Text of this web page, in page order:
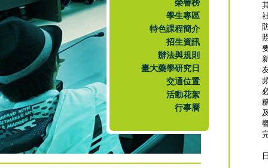
榮譽榜
學生專區
特色課程簡介
招生資訊
辦法與規則
臺大藥學研究日
交通位置
活動花絮
行事曆